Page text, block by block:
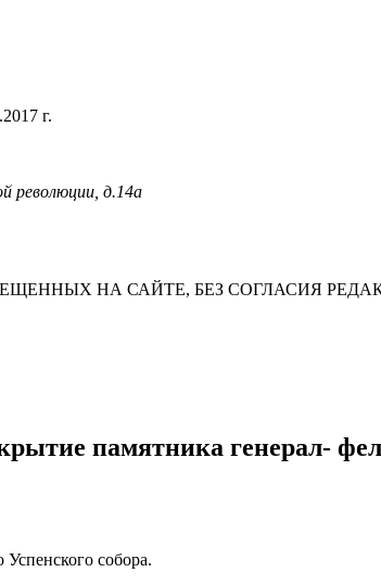
г.
революции, д.14а
НА САЙТЕ, БЕЗ СОГЛАСИЯ
памятника генерал-
собора.